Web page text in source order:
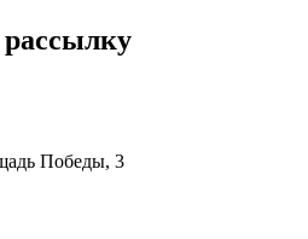
Победы, 3